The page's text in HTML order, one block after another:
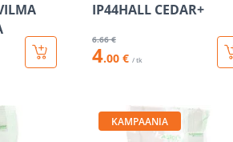
IP44HALL CEDAR+
6.66 €
4.00 € / tk
KAMPAANIA